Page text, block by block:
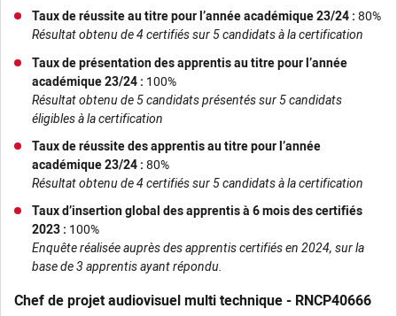
Taux de réussite au titre pour l’année académique 23/24 : 80%
Résultat obtenu de 4 certifiés sur 5 candidats à la certification
Taux de présentation des apprentis au titre pour l’année
académique 23/24 : 100%
Résultat obtenu de 5 candidats présentés sur 5 candidats
éligibles à la certification
Taux de réussite des apprentis au titre pour l’année
académique 23/24 : 80%
Résultat obtenu de 4 certifiés sur 5 candidats à la certification
Taux d’insertion global des apprentis à 6 mois des certifiés
2023 : 100%
Enquête réalisée auprès des apprentis certifiés en 2024, sur la
base de 3 apprentis ayant répondu.
Chef de projet audiovisuel multi technique - RNCP40666